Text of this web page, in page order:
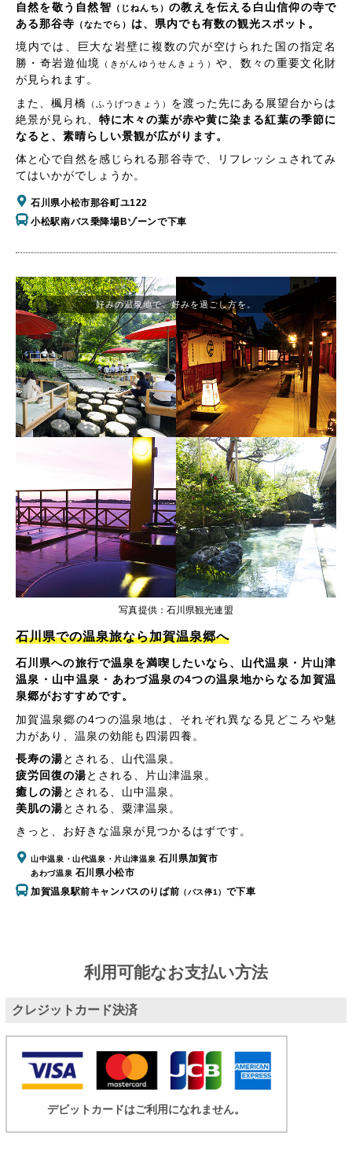
自然を敬う自然智 （じねんち）の教えを伝える白山信仰の寺で
ある那谷寺 （なたでら） は、県内でも有数の観光スポット。
境内では、巨大な岩壁に複数の穴が空けられた国の指定名
勝・奇岩遊仙境
（きがんゆうせんきょう）や、数々の重要文化財
が見られます。
また、楓月橋 （ふうげつきょう） を渡った先にある展望台からは
絶景が見られ、 特に木々の葉が赤や黄に染まる紅葉の季節に
なると、素晴らしい景観が広がります。
体と心で自然を感じられる那谷寺で、リフレッシュされてみ
てはいかがでしょうか。
石川県小松市那谷町ユ122
小松駅南バス乗降場Bゾーンで下車
石川県での温泉旅なら加賀温泉郷へ
石川県への旅行で温泉を満喫したいなら、山代温泉・片山津
温泉・山中温泉・あわづ温泉の4つの温泉地からなる加賀温
泉郷がおすすめです。
加賀温泉郷の4つの温泉地は、それぞれ異なる見どころや魅
力があり、温泉の効能も四湯四養。
長寿の湯とされる、 山代温泉 。
疲労回復の湯とされる、 片山津温泉 。
癒しの湯とされる、 山中温泉 。
美肌の湯とされる、 粟津温泉 。
きっと、お好きな温泉が見つかるはずです。
山中温泉・山代温泉・片山津温泉 石川県加賀市
あわづ温泉 石川県小松市
加賀温泉駅前キャンバスのりば前 （バス停1） で下車
好みの温泉地で、好みを過ごし方を。
写真提供：石川県観光連盟
利用可能なお支払い方法
クレジットカード決済
デビットカードはご利用になれません。